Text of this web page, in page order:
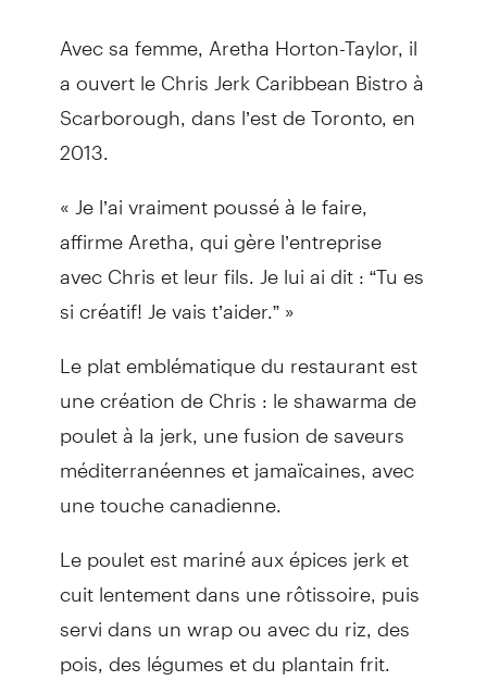
Avec sa femme, Aretha Horton-Taylor, il
a ouvert le Chris Jerk Caribbean Bistro à
Scarborough, dans l’est de Toronto, en
2013.
« Je l’ai vraiment poussé à le faire,
affirme Aretha, qui gère l’entreprise
avec Chris et leur fils. Je lui ai dit : “Tu es
si créatif! Je vais t’aider.” »
Le plat emblématique du restaurant est
une création de Chris : le shawarma de
poulet à la jerk, une fusion de saveurs
méditerranéennes et jamaïcaines, avec
une touche canadienne.
Le poulet est mariné aux épices jerk et
cuit lentement dans une rôtissoire, puis
servi dans un wrap ou avec du riz, des
pois, des légumes et du plantain frit.